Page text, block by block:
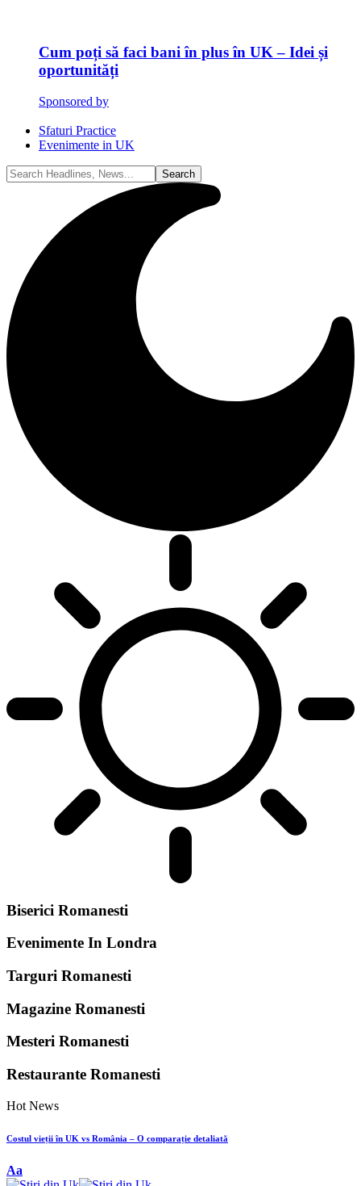
Cum poți să faci bani în plus în UK – Idei și
oportunități
Sponsored by
Sfaturi Practice
Evenimente in UK
Biserici Romanesti
Evenimente In Londra
Targuri Romanesti
Magazine Romanesti
Mesteri Romanesti
Restaurante Romanesti
Hot News
Costul vieții în UK vs România – O comparație detaliată
Font
Aa